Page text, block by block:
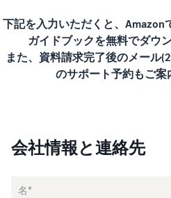
下記を入力いただくと、Amazon
ガイドブックを無料でダウ
また、資料請求完了後のメール
のサポート予約もご案
会社情報と連絡先